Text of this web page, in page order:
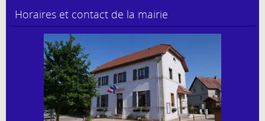
Horaires et contact de la mairie